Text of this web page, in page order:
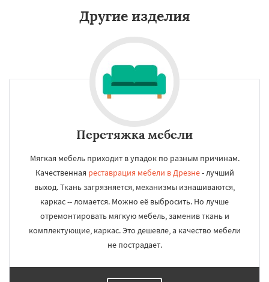
Другие изделия
Перетяжка мебели
Мягкая мебель приходит в упадок по разным причинам.
Качественная реставрация мебели в Дрезне- лучший
выход. Ткань загрязняется, механизмы изнашиваются,
каркас -- ломается. Можно её выбросить. Но лучше
отремонтировать мягкую мебель, заменив ткань и
комплектующие, каркас. Это дешевле, а качество мебели
не пострадает.